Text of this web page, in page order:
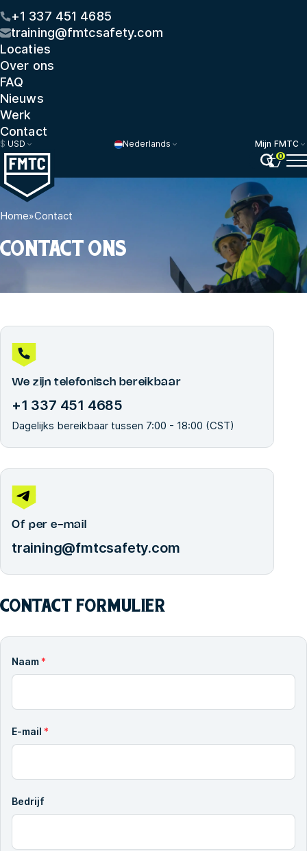
+1 337 451 4685
training@fmtcsafety.com
Locaties
Over ons
FAQ
Nieuws
Werk
Contact
$ USD Nederlands
Mijn FMTC
0
Home»Contact
CONTACT ONS
We zijn telefonisch bereikbaar
+1 337 451 4685
Dagelijks bereikbaar tussen 7:00 - 18:00 (CST)
Of per e-mail
training@fmtcsafety.com
CONTACT FORMULIER
Naam *
E-mail *
Bedrijf